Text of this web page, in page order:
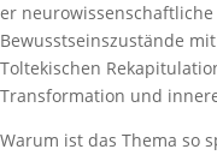
er
Bewusstseinszustände
Toltekischen
Transformation und
Warum ist das Thema so